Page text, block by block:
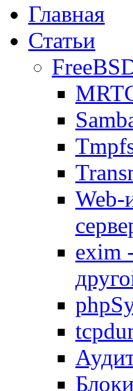
Главная
Статьи
Web-
exim